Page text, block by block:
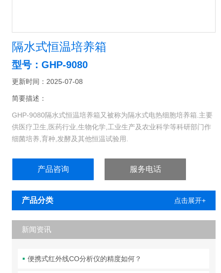
隔水式恒温培养箱
型号：GHP-9080
更新时间：2025-07-08
简要描述：
GHP-9080隔水式恒温培养箱又被称为隔水式电热细胞培养箱.主要
供医疗卫生,医药行业,生物化学,工业生产及农业科学等科研部门作
细菌培养,育种,发酵及其他恒温试验用.
产品咨询 服务电话
产品分类 点击展开+
新闻资讯
便携式红外线CO分析仪的精度如何？